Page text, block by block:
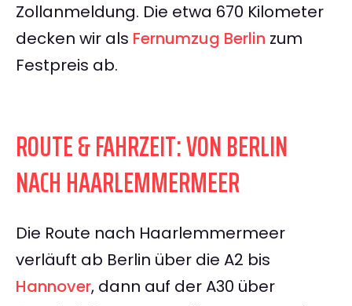
Zollanmeldung. Die etwa 670 Kilometer
decken wir als Fernumzug Berlin zum
Festpreis ab.
ROUTE & FAHRZEIT: VON BERLIN
NACH HAARLEMMERMEER
Die Route nach Haarlemmermeer
verläuft ab Berlin über die A2 bis
Hannover, dann auf der A30 über